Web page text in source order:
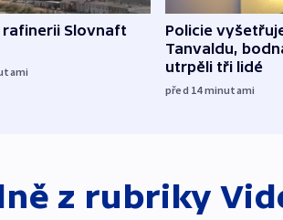
Slovnaft
Policie
Tanvaldu,
utrpěli tři lidé
před 14minutami
z rubriky